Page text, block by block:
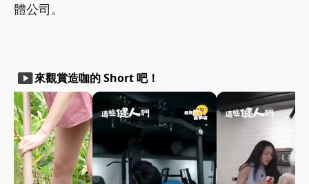
體公司。
smart_display來觀賞造咖的 Short 吧！